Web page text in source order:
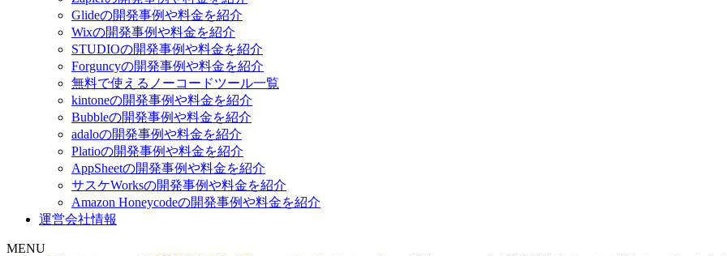
Glideの開発事例や料金を紹介
Wixの開発事例や料金を紹介
STUDIOの開発事例や料金を紹介
Forguncyの開発事例や料金を紹介
無料で使えるノーコードツール一覧
kintoneの開発事例や料金を紹介
Bubbleの開発事例や料金を紹介
adaloの開発事例や料金を紹介
Platioの開発事例や料金を紹介
AppSheetの開発事例や料金を紹介
サスケWorksの開発事例や料金を紹介
Amazon Honeycodeの開発事例や料金を紹介
運営会社情報
MENU